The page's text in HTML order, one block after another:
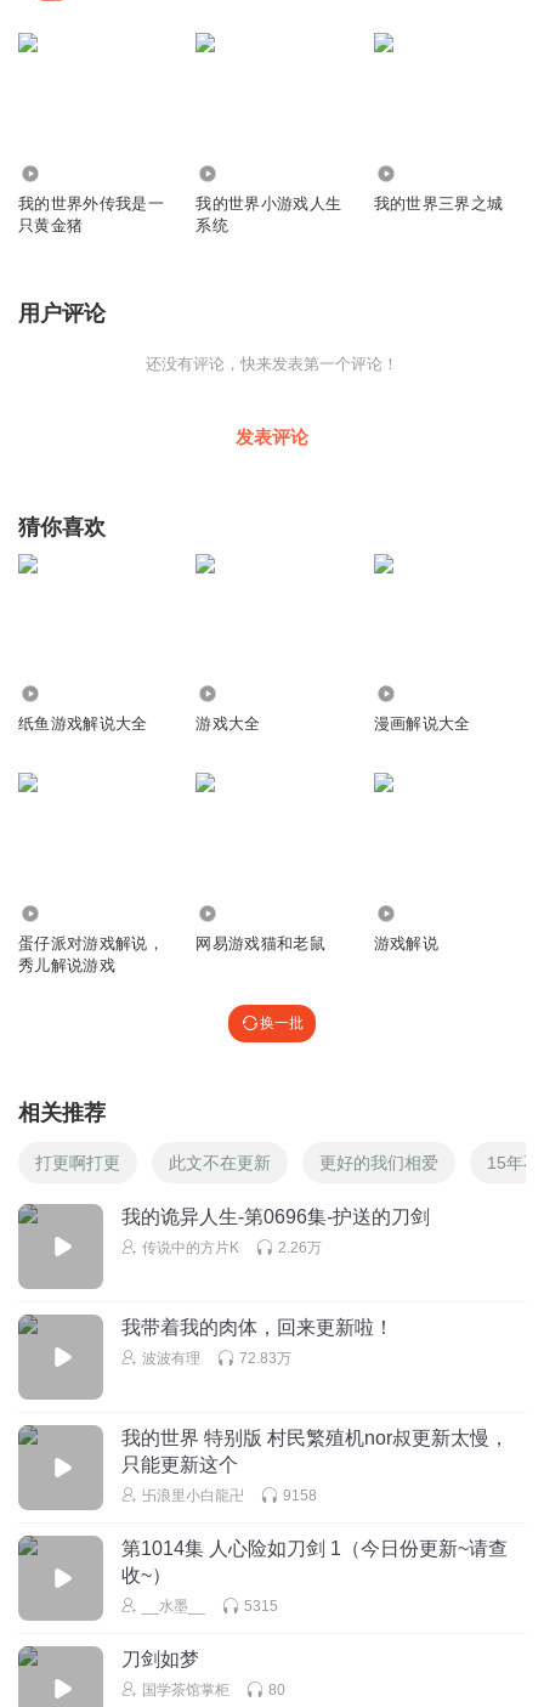
我的世界外传我是一
只黄金猪
我的世界小游戏人生
系统
我的世界三界之城
用户评论
还没有评论，快来发表第一个评论！
发表评论
猜你喜欢
纸鱼游戏解说大全 游戏大全 漫画解说大全
蛋仔派对游戏解说，
秀儿解说游戏
网易游戏猫和老鼠 游戏解说
换一批
相关推荐
打更啊打更 此文不在更新 更好的我们相爱 15年
我的诡异人生-第0696集-护送的刀剑
传说中的方片K 2.26万
我带着我的肉体，回来更新啦！
波波有理 72.83万
我的世界 特别版 村民繁殖机nor叔更新太慢，
只能更新这个
卐浪里小白龍卍 9158
第1014集 人心险如刀剑 1（今日份更新~请查
收~）
__水墨__ 5315
刀剑如梦
国学茶馆掌柜 80